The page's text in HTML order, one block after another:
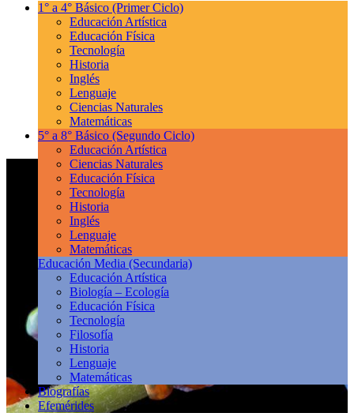
1° a 4° Básico (Primer Ciclo)
Educación Artística
Educación Física
Tecnología
Historia
Inglés
Lenguaje
Ciencias Naturales
Matemáticas
5° a 8° Básico (Segundo Ciclo)
Educación Artística
Ciencias Naturales
Educación Física
Tecnología
Historia
Inglés
Lenguaje
Matemáticas
Educación Media (Secundaria)
Educación Artística
Biología – Ecología
Educación Física
Tecnología
Filosofía
Historia
Lenguaje
Matemáticas
Biografías
Efemérides